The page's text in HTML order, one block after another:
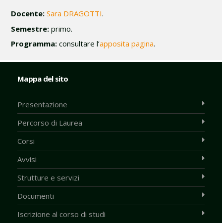
Docente: Sara DRAGOTTI.
Semestre: primo.
Programma: consultare l’apposita pagina.
Mappa del sito
Presentazione
Percorso di Laurea
Corsi
Avvisi
Strutture e servizi
Documenti
Iscrizione al corso di studi